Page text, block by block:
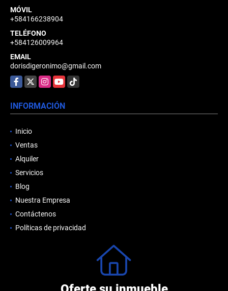
MÓVIL
+584166238904
TELÉFONO
+584126009964
EMAIL
dorisdigeronimo@gmail.com
Facebook
X Instagram
YouTubeTikTok
INFORMACIÓN
Inicio
Ventas
Alquiler
Servicios
Blog
Nuestra Empresa
Contáctenos
Políticas de privacidad